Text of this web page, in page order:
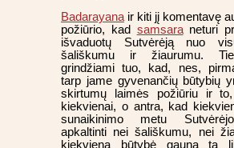
Badarayanair kiti jį komentavę
požiūrio, kad samsaraneturi
išvaduotų Sutvėrėją nuo
šališkumu ir žiaurumu.
grindžiami tuo, kad, nes,
tarp jame gyvenančių būtybių
skirtumų laimės požiūriu ir
kiekvienai, o antra, kad
sunaikinimo metu
apkaltinti nei šališkumu, nei
kiekviena būtybė gauna tą